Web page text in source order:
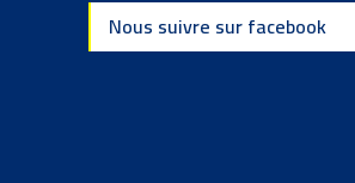
Nous suivre sur facebook